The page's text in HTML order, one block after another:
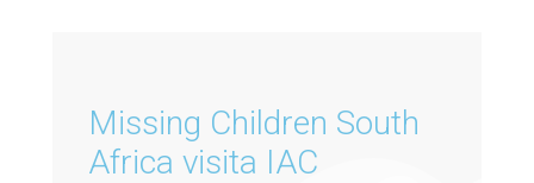
Missing Children South
Africa visita IAC